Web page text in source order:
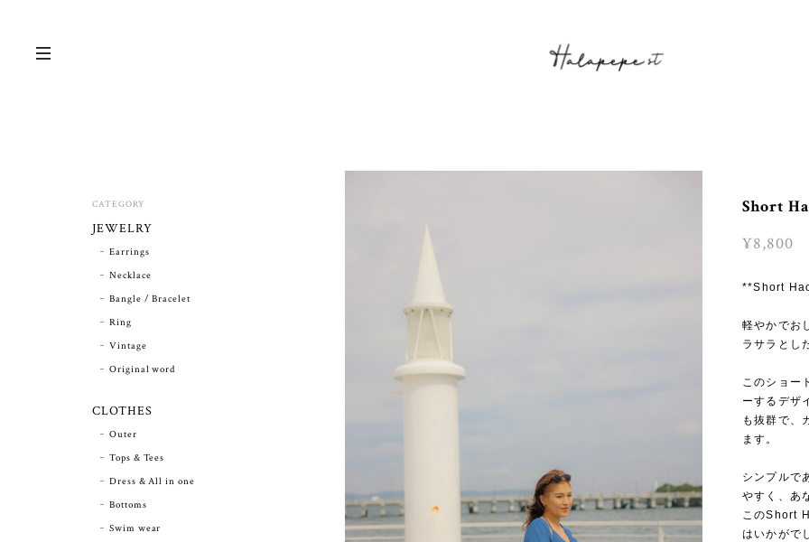
Short
¥8,800
**Short
軽やかでお
ラサラとし
このショー
ーするデザ
も抜群で、
ます。
シンプルで
やすく、あ
このShort
はいかがで
CATEGORY
JEWELRY
Earrings
Necklace
Bangle / Bracelet
Ring
Vintage
Original word
CLOTHES
Outer
Tops & Tees
Dress & All in one
Bottoms
Swim wear